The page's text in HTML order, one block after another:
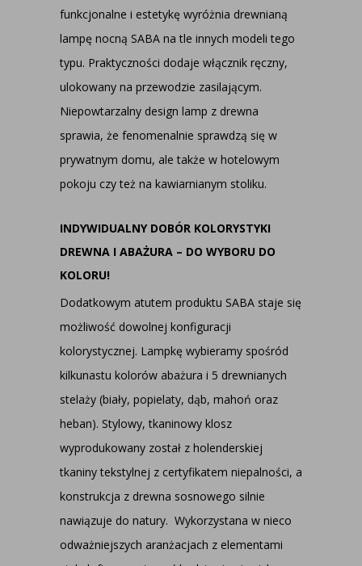
funkcjonalne i estetykę wyróżnia drewnianą
lampę nocną SABA na tle innych modeli tego
typu. Praktyczności dodaje włącznik ręczny,
ulokowany na przewodzie zasilającym.
Niepowtarzalny design lamp z drewna
sprawia, że fenomenalnie sprawdzą się w
prywatnym domu, ale także w hotelowym
pokoju czy też na kawiarnianym stoliku.
INDYWIDUALNY DOBÓR KOLORYSTYKI
DREWNA I ABAŻURA – DO WYBORU DO
KOLORU!
Dodatkowym atutem produktu SABA staje się
możliwość dowolnej konfiguracji
kolorystycznej. Lampkę wybieramy spośród
kilkunastu kolorów abażura i 5 drewnianych
stelaży (biały, popielaty, dąb, mahoń oraz
heban). Stylowy, tkaninowy klosz
wyprodukowany został z holenderskiej
tkaniny tekstylnej z certyfikatem niepalności, a
konstrukcja z drewna sosnowego silnie
nawiązuje do natury. Wykorzystana w nieco
odważniejszych aranżacjach z elementami